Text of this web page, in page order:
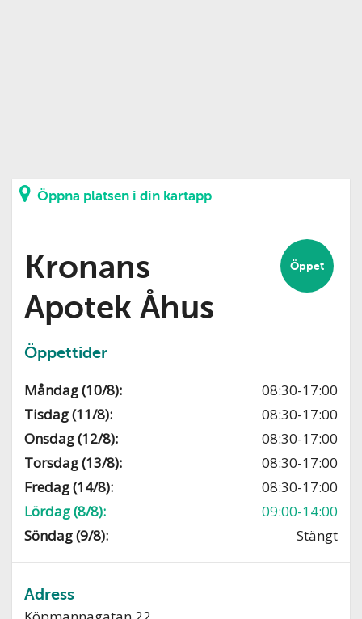
Öppna platsen i din kartapp
Öppet
Kronans
Apotek Åhus
Öppettider
Måndag (10/8):
08:30-17:00
Tisdag (11/8):
08:30-17:00
Onsdag (12/8):
08:30-17:00
Torsdag (13/8):
08:30-17:00
Fredag (14/8):
08:30-17:00
Lördag (8/8):
09:00-14:00
Söndag (9/8):
Stängt
Adress